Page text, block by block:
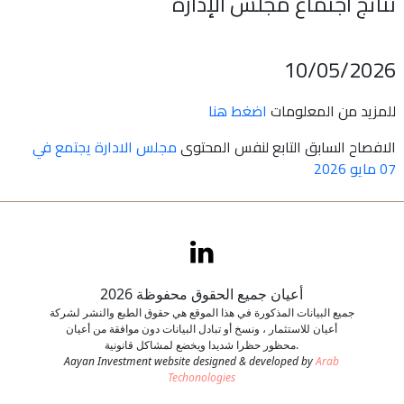
10/05/2026
للمزيد من المعلومات اضغط هنا
الافصاح السابق التابع لنفس المحتوىمجلس الادارة يجتمع في
07 مايو 2026
أعيان جميع الحقوق محفوظة 2026
جميع البيانات المذكورة في هذا الموقع هي حقوق الطبع والنشر لشركة
أعيان للاستثمار ، ونسخ أو تبادل البيانات دون موافقة من أعيان
محظور حظرا شديدا ويخضع لمشاكل قانونية.
Aayan Investment website designed & developed byArab
Techonologies
طلب وظيفة